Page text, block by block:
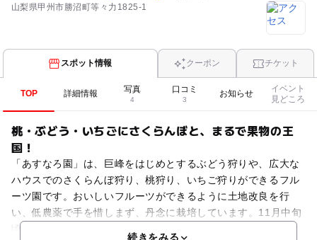
山梨県甲州市勝沼町等々力1825-1
スポット情報 クーポン チケット
TOP 詳細情報 写真
4
口コミ
3
お知らせ
イベント
見どころ
桃・ぶどう・いちごにさくらんぼと、まるで果物の王
国！
「あすなろ園」は、巨峰をはじめとするぶどう狩りや、広大な
ハウスでのさくらんぼ狩り、桃狩り、いちご狩りができるフル
ーツ園です。おいしいフルーツができるように土地改良を行
い、低農薬で手を惜しまず、丹念に栽培しています。11月中旬
続きをみる